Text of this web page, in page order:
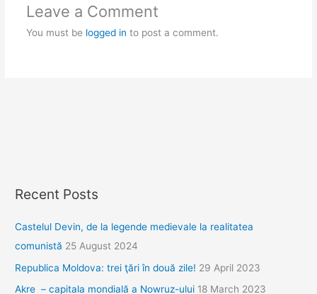
Leave a Comment
You must be logged in to post a comment.
Recent Posts
Castelul Devin, de la legende medievale la realitatea
comunistă 25 August 2024
Republica Moldova: trei ţări în două zile! 29 April 2023
Akre – capitala mondială a Nowruz-ului 18 March 2023